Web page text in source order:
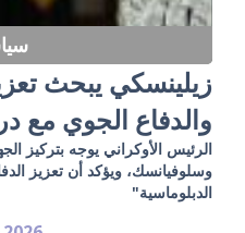
زيلينسكي يبحث
والدفاع الجوي مع
الرئيس الأوكراني يوجه بتركيز
وسلوفيانسك، ويؤكد أن تعزيز
الدبلوماسية"